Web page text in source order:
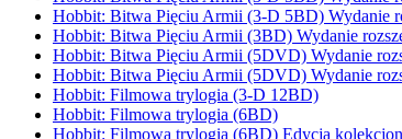
Hobbit: Bitwa Pięciu Armii (3-D 5BD) Wydanie
Hobbit: Bitwa Pięciu Armii (3BD) Wydanie
Hobbit: Bitwa Pięciu Armii (5DVD) Wydanie
Hobbit: Bitwa Pięciu Armii (5DVD) Wydanie
Hobbit: Filmowa trylogia (3-D 12BD)
Hobbit: Filmowa trylogia (6BD)
Hobbit: Filmowa trylogia (6BD) Edycja